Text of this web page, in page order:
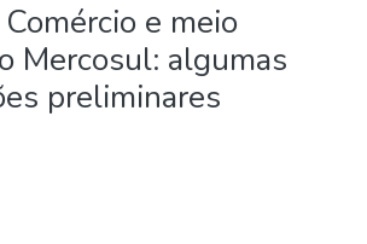
Comércio e meio
Mercosul: algumas
preliminares